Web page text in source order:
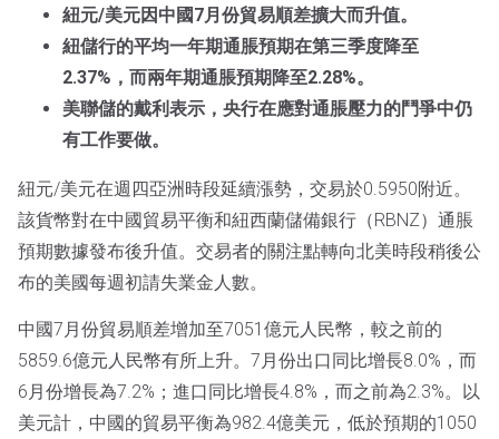
紐元/美元因中國7月份貿易順差擴大而升值。
紐儲行的平均一年期通脹預期在第三季度降至
2.37%，而兩年期通脹預期降至2.28%。
美聯儲的戴利表示，央行在應對通脹壓力的鬥爭中仍
有工作要做。
紐元/美元在週四亞洲時段延續漲勢，交易於0.5950附近。
該貨幣對在中國貿易平衡和紐西蘭儲備銀行（RBNZ）通脹
預期數據發布後升值。交易者的關注點轉向北美時段稍後公
布的美國每週初請失業金人數。
中國7月份貿易順差增加至7051億元人民幣，較之前的
5859.6億元人民幣有所上升。7月份出口同比增長8.0%，而
6月份增長為7.2%；進口同比增長4.8%，而之前為2.3%。以
美元計，中國的貿易平衡為982.4億美元，低於預期的1050